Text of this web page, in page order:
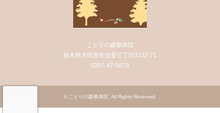
ことりの森整体院
栃木県大田原市浅香三丁目3722-71
0287-47-5678
© ことりの森整体院. All Rights Reserved.